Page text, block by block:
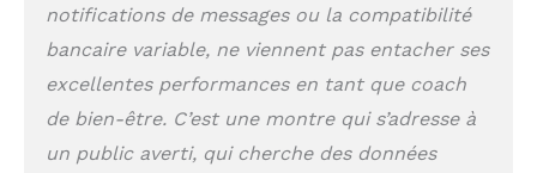
que vous puissiez
parfaite pour
s'adapter à votre
look Restez à la
mode 24/7 et
obtenez une image
notifications de messages ou la compatibilité
bancaire variable, ne viennent pas entacher ses
excellentes performances en tant que coach
de bien-être. C’est une montre qui s’adresse à
un public averti, qui cherche des données